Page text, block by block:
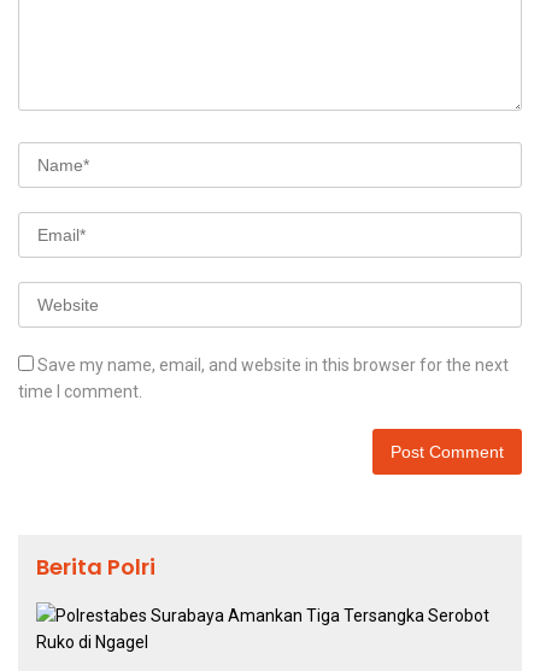
Save my name, email, and website in this browser for the next
time I comment.
Berita Polri